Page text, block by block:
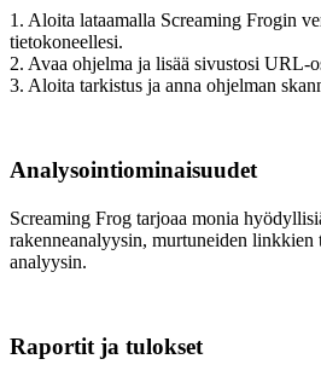
1. Aloita lataamalla Screaming Frogin
tietokoneellesi.
2. Avaa ohjelma ja lisää sivustosi URL-
3. Aloita tarkistus ja anna ohjelman
Analysointiominaisuudet
Screaming Frog tarjoaa monia
rakenneanalyysin, murtuneiden linkkien
analyysin.
Raportit ja tulokset